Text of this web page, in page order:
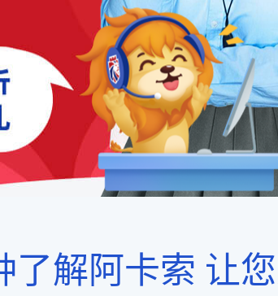
了解阿卡索 让您